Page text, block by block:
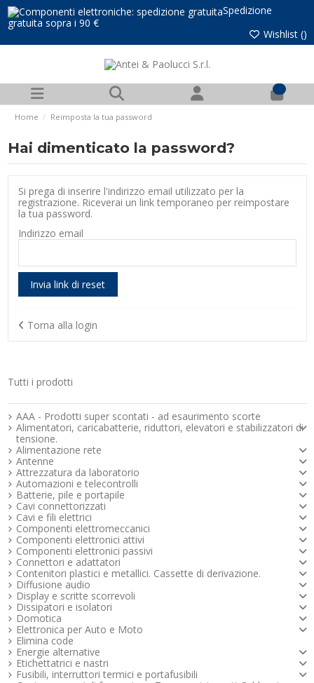
Spedizione
gratuita sopra i 90 €
Wishlist ()
Home Reimposta la tua password
Hai dimenticato la password?
Si prega di inserire l'indirizzo email utilizzato per la
registrazione. Riceverai un link temporaneo per reimpostare
la tua password.
Indirizzo email
Invia link di reset
Torna alla login
Tutti i prodotti
AAA - Prodotti super scontati - ad esaurimento scorte
Alimentatori, caricabatterie, riduttori, elevatori e stabilizzatori di
tensione.
Alimentazione rete
Antenne
Attrezzatura da laboratorio
Automazioni e telecontrolli
Batterie, pile e portapile
Cavi connettorizzati
Cavi e fili elettrici
Componenti elettromeccanici
Componenti elettronici attivi
Componenti elettronici passivi
Connettori e adattatori
Contenitori plastici e metallici. Cassette di derivazione.
Diffusione audio
Display e scritte scorrevoli
Dissipatori e isolatori
Domotica
Elettronica per Auto e Moto
Elimina code
Energie alternative
Etichettatrici e nastri
Fusibili, interruttori termici e portafusibili